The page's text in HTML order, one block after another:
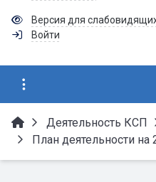
Версия для
Войти
Деятельность КСП
План деятельности на